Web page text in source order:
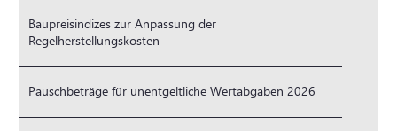
Baupreisindizes zur Anpassung der
Regelherstellungskosten
Pauschbeträge für unentgeltliche Wertabgaben 2026